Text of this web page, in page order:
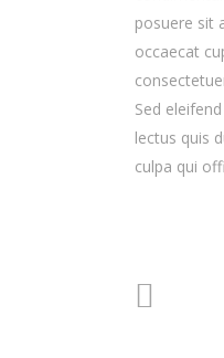
posuere sit
occaecat
Sed
lectus quis
culpa qui